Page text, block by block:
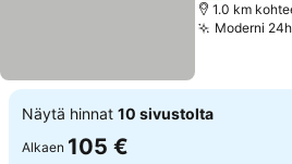
1.0 km
Moderni
Näytä hinnat 10 sivustolta
Alkaen 105 €